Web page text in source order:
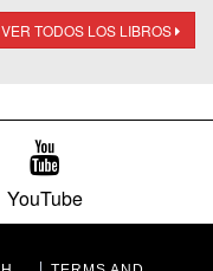
VER TODOS LOS LIBROS
YouTube